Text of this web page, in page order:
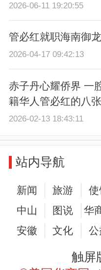
2026-06-11 19:20:55
管必红就职海南御
2026-04-17 09:42:13
赤子丹心耀侨界
籍华人管必红的八
2026-02-13 18:43:11
站内导航
新闻 旅游 使
中山
图说 华
安徽
文化 公
触屏